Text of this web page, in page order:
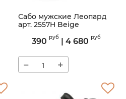
Сабо мужские Леопард
арт. 2557H Beige
2557H
390 руб | 4 680 руб
− +